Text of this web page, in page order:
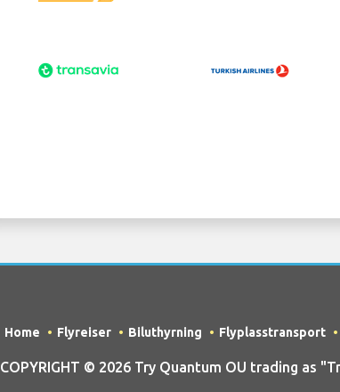
Home Flyreiser Biluthyrning Flyplasstransport
COPYRIGHT © 2026 Try Quantum OU trading as